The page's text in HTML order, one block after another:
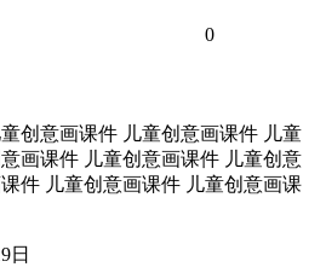
0
创意画课件 儿童创意画课件 儿童
画课件 儿童创意画课件 儿童创意
件 儿童创意画课件 儿童创意画课
日